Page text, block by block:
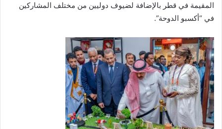
المقيمة في قطر بالإضافة لضيوف دوليين من مختلف المشاركين
في “أكسبو الدوحة”.